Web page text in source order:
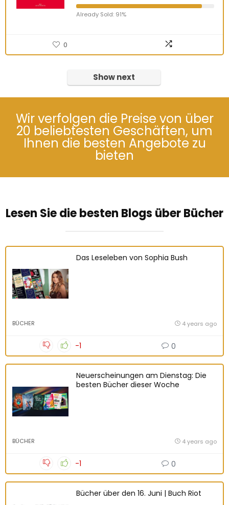
Already Sold: 91%
0
Show next
Wir verfolgen die Preise von über
20 beliebtesten Geschäften, um
Ihnen die besten Angebote zu
bieten
Lesen Sie die besten Blogs über Bücher
Das Leseleben von Sophia Bush
BÜCHER 4 years ago
-1 0
Neuerscheinungen am Dienstag: Die
besten Bücher dieser Woche
BÜCHER 4 years ago
-1 0
Bücher über den 16. Juni | Buch Riot